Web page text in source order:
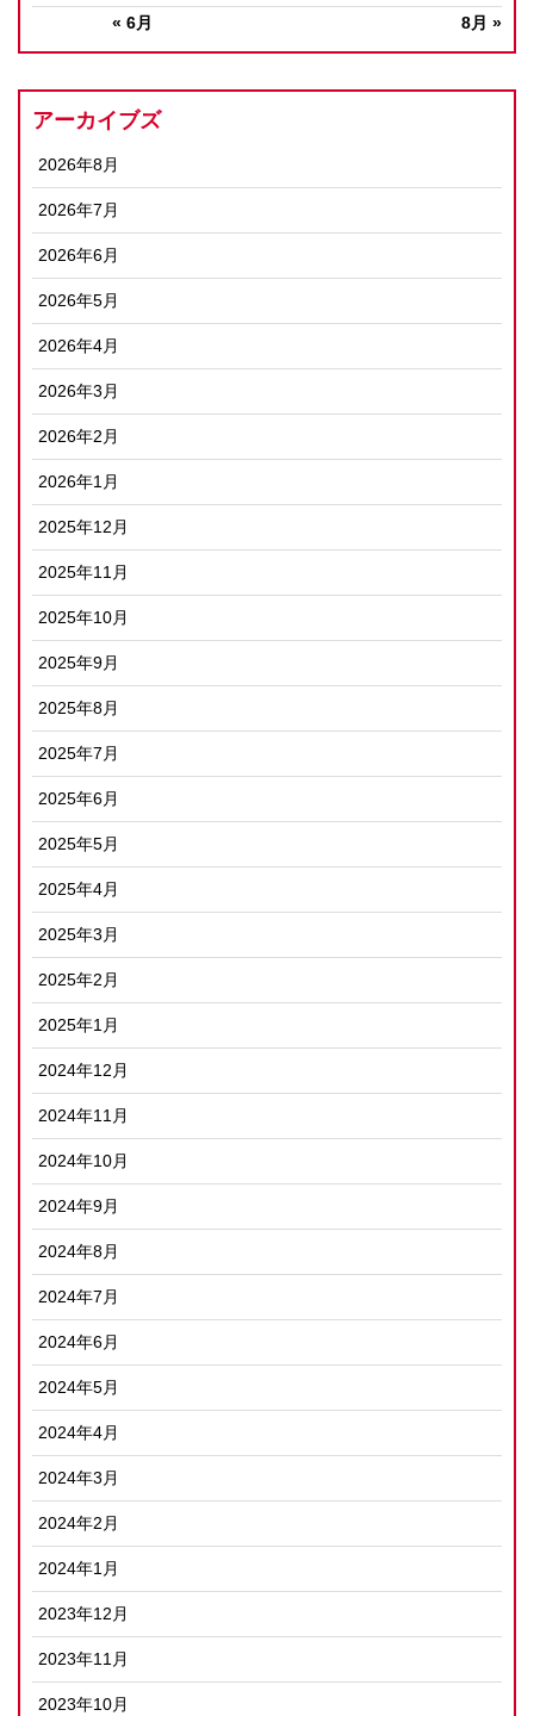
« 6月 8月 »
アーカイブズ
2026年8月
2026年7月
2026年6月
2026年5月
2026年4月
2026年3月
2026年2月
2026年1月
2025年12月
2025年11月
2025年10月
2025年9月
2025年8月
2025年7月
2025年6月
2025年5月
2025年4月
2025年3月
2025年2月
2025年1月
2024年12月
2024年11月
2024年10月
2024年9月
2024年8月
2024年7月
2024年6月
2024年5月
2024年4月
2024年3月
2024年2月
2024年1月
2023年12月
2023年11月
2023年10月